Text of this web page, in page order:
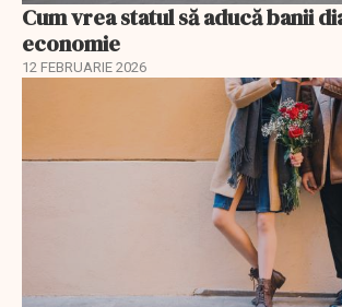
Cum vrea statul să aducă banii
economie
12 FEBRUARIE 2026